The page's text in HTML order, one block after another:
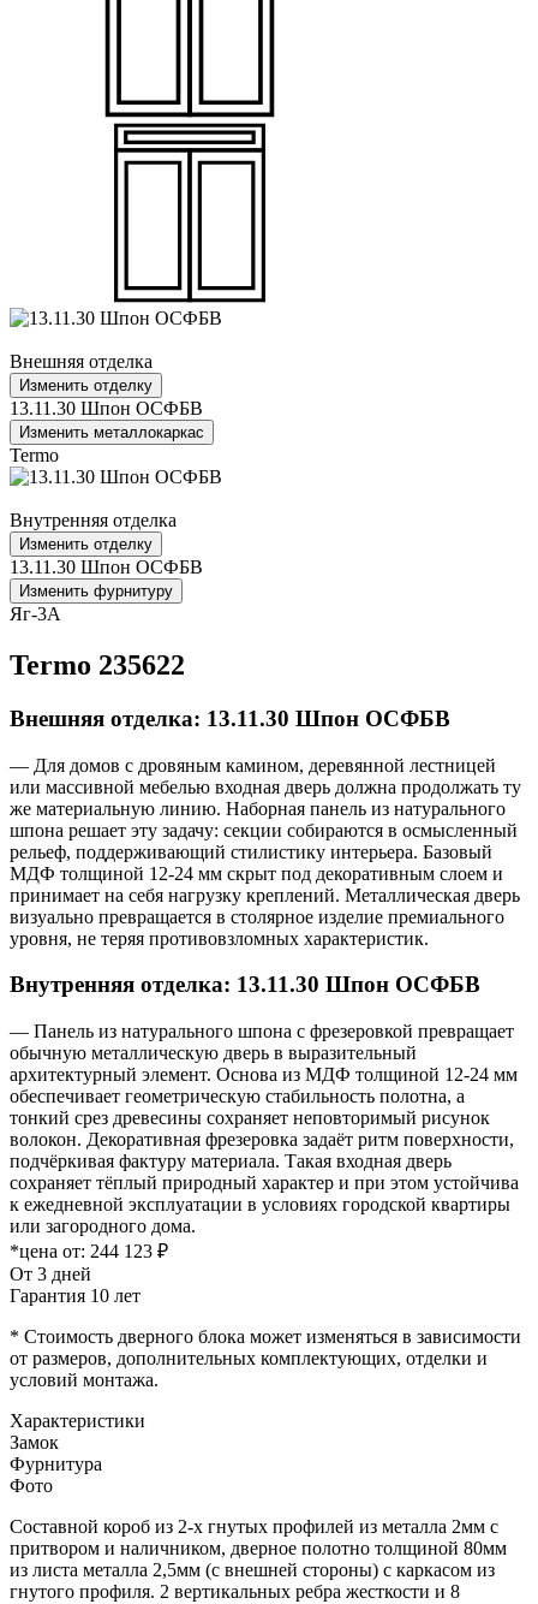
Внешняя отделка
Изменить отделку
13.11.30 Шпон ОСФБВ
Изменить металлокаркас
Termo
Внутренняя отделка
Изменить отделку
13.11.30 Шпон ОСФБВ
Изменить фурнитуру
Яг-3А
Termo 235622
Внешняя отделка: 13.11.30 Шпон ОСФБВ
— Для домов с дровяным камином, деревянной лестницей
или массивной мебелью входная дверь должна продолжать ту
же материальную линию. Наборная панель из натурального
шпона решает эту задачу: секции собираются в осмысленный
рельеф, поддерживающий стилистику интерьера. Базовый
МДФ толщиной 12-24 мм скрыт под декоративным слоем и
принимает на себя нагрузку креплений. Металлическая дверь
визуально превращается в столярное изделие премиального
уровня, не теряя противовзломных характеристик.
Внутренняя отделка: 13.11.30 Шпон ОСФБВ
— Панель из натурального шпона с фрезеровкой превращает
обычную металлическую дверь в выразительный
архитектурный элемент. Основа из МДФ толщиной 12-24 мм
обеспечивает геометрическую стабильность полотна, а
тонкий срез древесины сохраняет неповторимый рисунок
волокон. Декоративная фрезеровка задаёт ритм поверхности,
подчёркивая фактуру материала. Такая входная дверь
сохраняет тёплый природный характер и при этом устойчива
к ежедневной эксплуатации в условиях городской квартиры
или загородного дома.
*цена от: 244 123 ₽
От 3 дней
Гарантия 10 лет
* Стоимость дверного блока может изменяться в зависимости
от размеров, дополнительных комплектующих, отделки и
условий монтажа.
Характеристики
Замок
Фурнитура
Фото
Составной короб из 2-х гнутых профилей из металла 2мм с
притвором и наличником, дверное полотно толщиной 80мм
из листа металла 2,5мм (с внешней стороны) c каркасом из
гнутого профиля. 2 вертикальных ребра жесткости и 8